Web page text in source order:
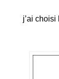
j’ai choisi